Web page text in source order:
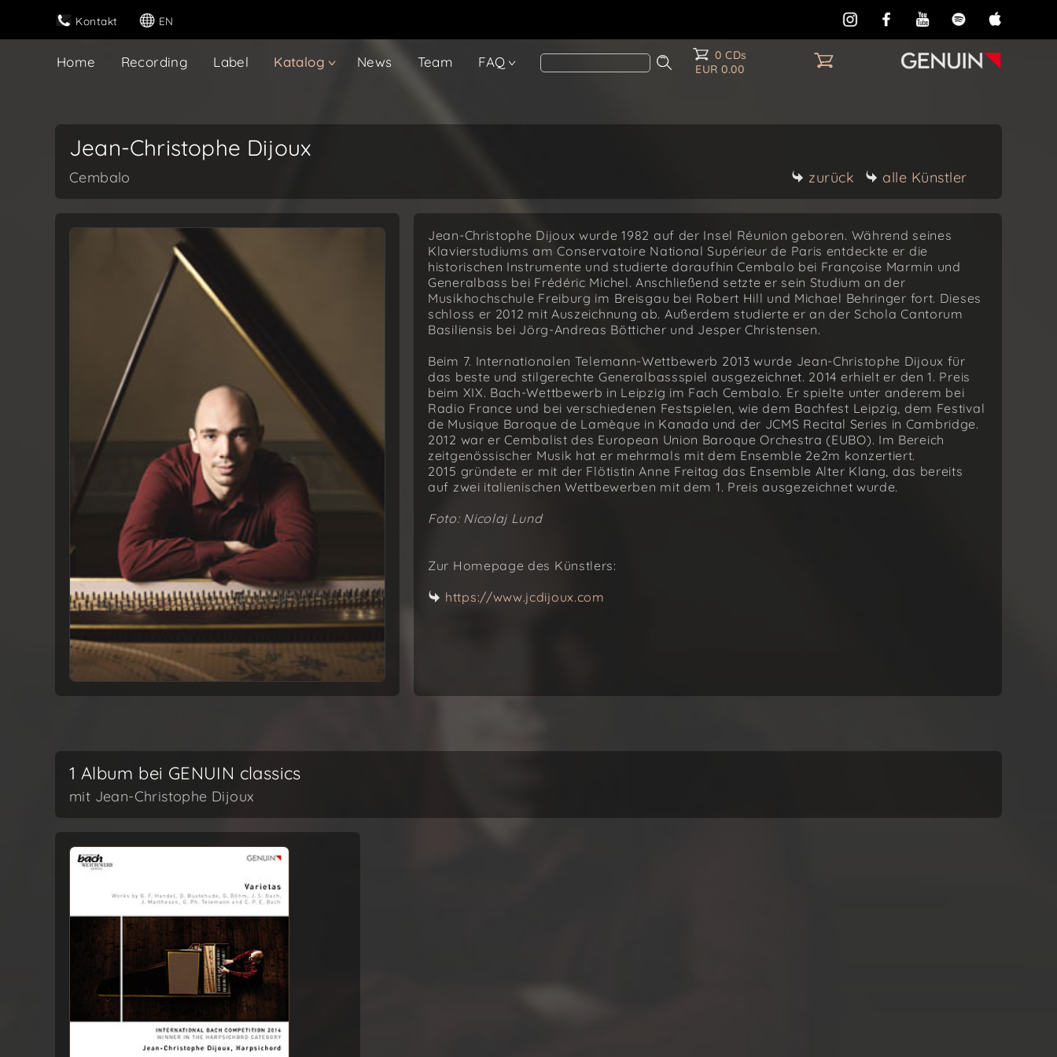
Kontakt EN
Home Recording Label Katalog News Team FAQ
0 CDs
EUR 0.00
Jean-Christophe Dijoux
Cembalo zurück alle Künstler
Jean-Christophe Dijoux wurde 1982 auf der Insel Réunion geboren. Während seines
Klavierstudiums am Conservatoire National Supérieur de Paris entdeckte er die
historischen Instrumente und studierte daraufhin Cembalo bei Françoise Marmin und
Generalbass bei Frédéric Michel. Anschließend setzte er sein Studium an der
Musikhochschule Freiburg im Breisgau bei Robert Hill und Michael Behringer fort. Dieses
schloss er 2012 mit Auszeichnung ab. Außerdem studierte er an der Schola Cantorum
Basiliensis bei Jörg-Andreas Bötticher und Jesper Christensen.
Beim 7. Internationalen Telemann-Wettbewerb 2013 wurde Jean-Christophe Dijoux für
das beste und stilgerechte Generalbassspiel ausgezeichnet. 2014 erhielt er den 1. Preis
beim XIX. Bach-Wettbewerb in Leipzig im Fach Cembalo. Er spielte unter anderem bei
Radio France und bei verschiedenen Festspielen, wie dem Bachfest Leipzig, dem Festival
de Musique Baroque de Lamèque in Kanada und der JCMS Recital Series in Cambridge.
2012 war er Cembalist des European Union Baroque Orchestra (EUBO). Im Bereich
zeitgenössischer Musik hat er mehrmals mit dem Ensemble 2e2m konzertiert.
2015 gründete er mit der Flötistin Anne Freitag das Ensemble Alter Klang, das bereits
auf zwei italienischen Wettbewerben mit dem 1. Preis ausgezeichnet wurde.
Foto: Nicolaj Lund
Zur Homepage des Künstlers:
https://www.jcdijoux.com
1 Album bei GENUIN classics
mit Jean-Christophe Dijoux